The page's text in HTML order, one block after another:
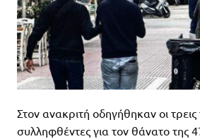
Στον ανακριτή οδηγήθηκαν οι τρεις
συλληφθέντες για τον θάνατο της